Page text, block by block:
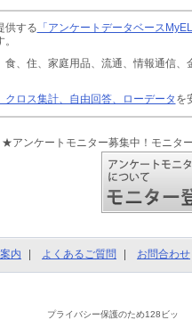
供する 「アンケートデータベース
食、住、家庭用品、流通、情報通信、
クロス集計、自由回答、ローデータ を
★アンケートモニター募集中！モニタ
内 よくあるご質問 お問合わせ
プライバシー保護のため128ビッ